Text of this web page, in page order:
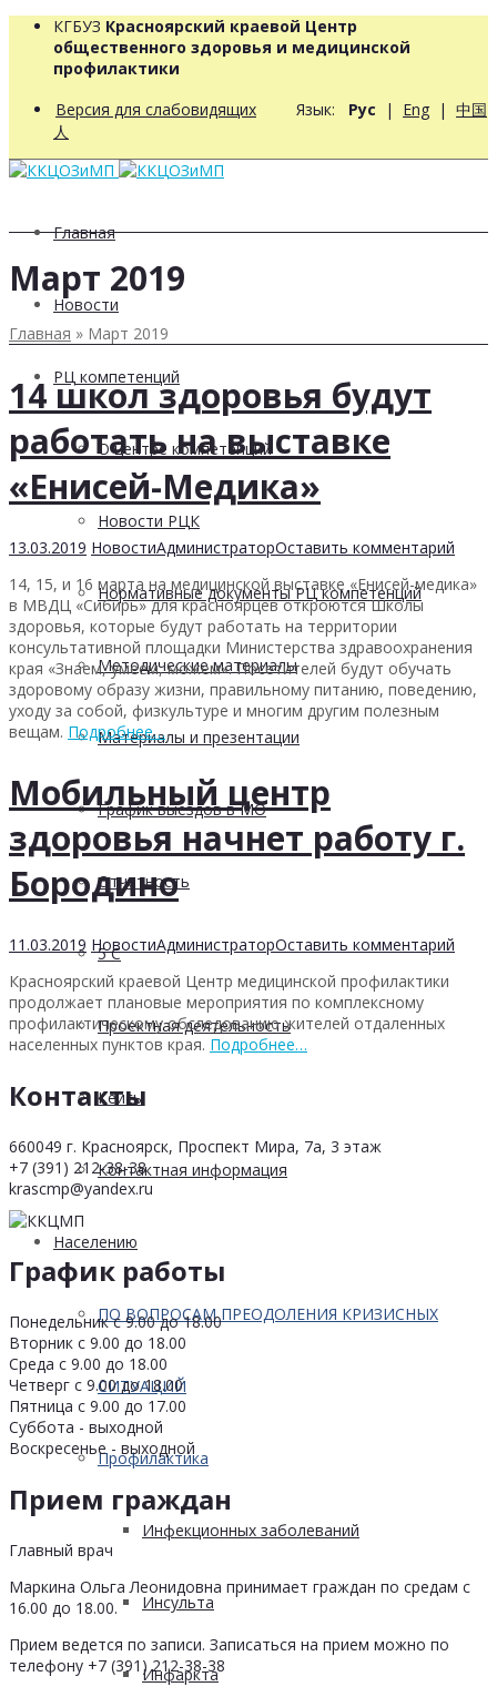
КГБУЗ Красноярский краевой Центр
общественного здоровья и медицинской
профилактики
Версия для слабовидящих Язык: Рус | Eng | 中国
人
Главная
Новости
РЦ компетенций
О центре компетенций
Новости РЦК
Нормативные документы РЦ компетенций
Методические материалы
Материалы и презентации
График выездов в МО
Отчетность
5 С
Проектная деятельность
Кейсы
Контактная информация
Населению
ПО ВОПРОСАМ ПРЕОДОЛЕНИЯ КРИЗИСНЫХ
СИТУАЦИЙ
Профилактика
Инфекционных заболеваний
Инсульта
Инфаркта
Март 2019
Главная » Март 2019
14 школ здоровья будут
работать на выставке
«Енисей-Медика»
13.03.2019 НовостиАдминистраторОставить комментарий
14, 15, и 16 марта на медицинской выставке «Енисей-медика»
в МВДЦ «Сибирь» для красноярцев откроются Школы
здоровья, которые будут работать на территории
консультативной площадки Министерства здравоохранения
края «Знаем, умеем, можем». Посетителей будут обучать
здоровому образу жизни, правильному питанию, поведению,
уходу за собой, физкультуре и многим другим полезным
вещам. Подробнее…
Мобильный центр
здоровья начнет работу г.
Бородино
11.03.2019 НовостиАдминистраторОставить комментарий
Красноярский краевой Центр медицинской профилактики
продолжает плановые мероприятия по комплексному
профилактическому обследованию жителей отдаленных
населенных пунктов края. Подробнее…
Контакты
660049 г. Красноярск, Проспект Мира, 7а, 3 этаж
+7 (391) 212-38-38
krascmp@yandex.ru
График работы
Понедельник с 9.00 до 18.00
Вторник с 9.00 до 18.00
Среда с 9.00 до 18.00
Четверг с 9.00 до 18.00
Пятница с 9.00 до 17.00
Суббота - выходной
Воскресенье - выходной
Прием граждан
Главный врач
Маркина Ольга Леонидовна принимает граждан по средам с
16.00 до 18.00.
Прием ведется по записи. Записаться на прием можно по
телефону +7 (391) 212-38-38